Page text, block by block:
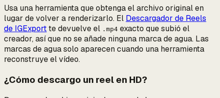
Usa una herramienta que obtenga el archivo original en
lugar de volver a renderizarlo. El Descargador de Reels
de IGExportte devuelve el .mp4 exacto que subió el
creador, así que no se añade ninguna marca de agua. Las
marcas de agua solo aparecen cuando una herramienta
reconstruye el vídeo.
¿Cómo descargo un reel en HD?